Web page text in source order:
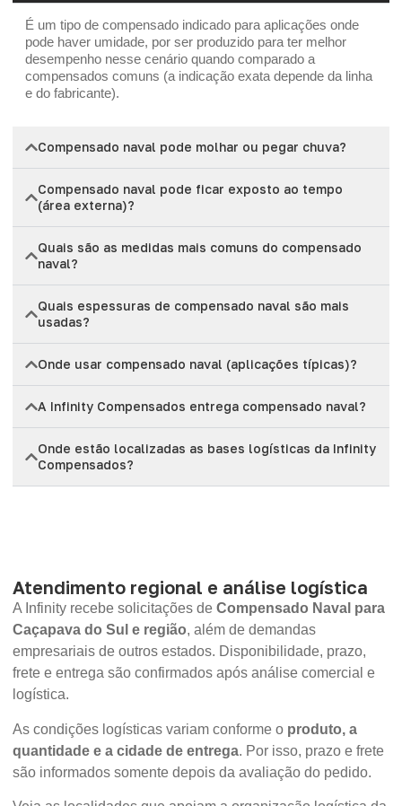
É um tipo de compensado indicado para aplicações onde
pode haver umidade, por ser produzido para ter melhor
desempenho nesse cenário quando comparado a
compensados comuns (a indicação exata depende da linha
e do fabricante).
Compensado naval pode molhar ou pegar chuva?
Compensado naval pode ficar exposto ao tempo
(área externa)?
Quais são as medidas mais comuns do compensado
naval?
Quais espessuras de compensado naval são mais
usadas?
Onde usar compensado naval (aplicações típicas)?
A Infinity Compensados entrega compensado naval?
Onde estão localizadas as bases logísticas da Infinity
Compensados?
Atendimento regional e análise logística
A Infinity recebe solicitações de Compensado Naval para
Caçapava do Sul e região, além de demandas
empresariais de outros estados. Disponibilidade, prazo,
frete e entrega são confirmados após análise comercial e
logística.
As condições logísticas variam conforme o produto, a
quantidade e a cidade de entrega. Por isso, prazo e frete
são informados somente depois da avaliação do pedido.